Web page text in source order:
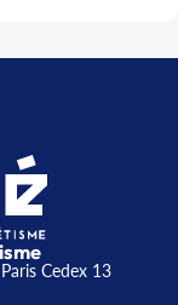
Cedex 13